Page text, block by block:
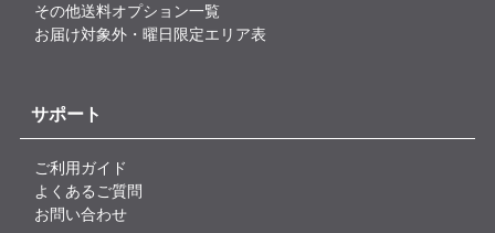
その他送料オプション一覧
お届け対象外・曜日限定エリア表
サポート
ご利用ガイド
よくあるご質問
お問い合わせ